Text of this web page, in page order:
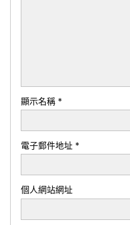
顯示名稱 *
電子郵件地址 *
個人網站網址